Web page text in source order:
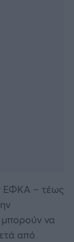
ΕΦΚΑ – τέως
μπορούν να
από